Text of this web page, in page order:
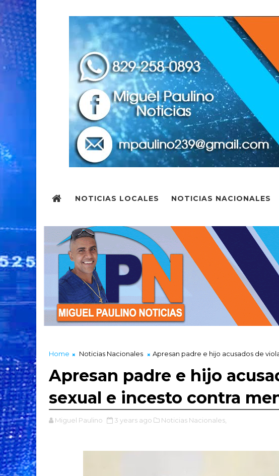
NOTICIAS LOCALES NOTICIAS NACIONALES
Home Noticias Nacionales Apresan padre e hijo acusados de
Apresan padre e hijo
sexual e incesto contra
Miguel Paulino 3 years ago Noticias Nacionales,